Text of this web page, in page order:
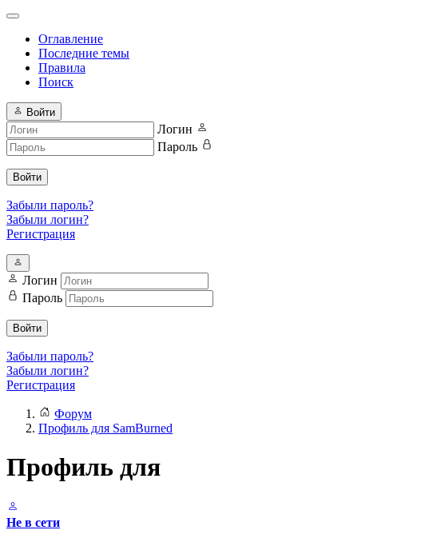
Оглавление
Последние темы
Правила
Поиск
Войти
Логин
Пароль
Войти
Забыли пароль?
Забыли логин?
Регистрация
Логин
Пароль
Войти
Забыли пароль?
Забыли логин?
Регистрация
Форум
Профиль для SamBurned
Профиль для
Не в сети